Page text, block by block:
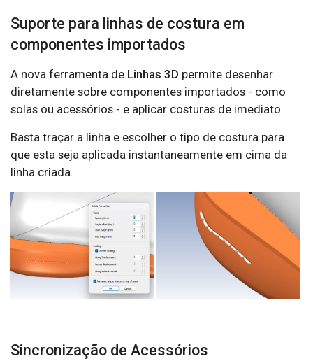
Suporte para linhas de costura em
componentes importados
A nova ferramenta de Linhas 3D permite desenhar
diretamente sobre componentes importados - como
solas ou acessórios - e aplicar costuras de imediato.
Basta traçar a linha e escolher o tipo de costura para
que esta seja aplicada instantaneamente em cima da
linha criada.
Sincronização de Acessórios